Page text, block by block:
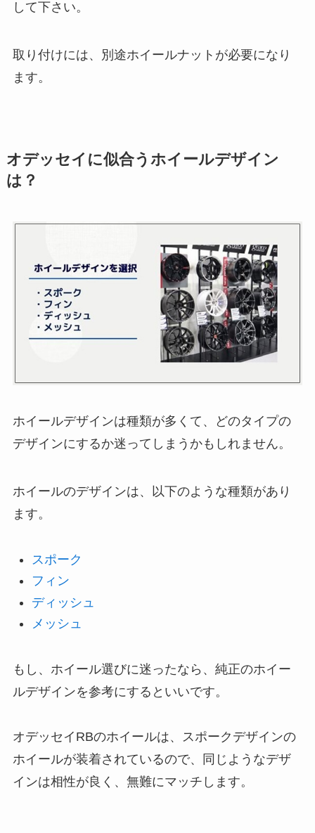
して下さい。
取り付けには、別途ホイールナットが必要になり
ます。
オデッセイに似合うホイールデザイン
は？
ホイールデザインは種類が多くて、どのタイプの
デザインにするか迷ってしまうかもしれません。
ホイールのデザインは、以下のような種類があり
ます。
スポーク
フィン
ディッシュ
メッシュ
もし、ホイール選びに迷ったなら、純正のホイー
ルデザインを参考にするといいです。
オデッセイRBのホイールは、スポークデザインの
ホイールが装着されているので、同じようなデザ
インは相性が良く、無難にマッチします。